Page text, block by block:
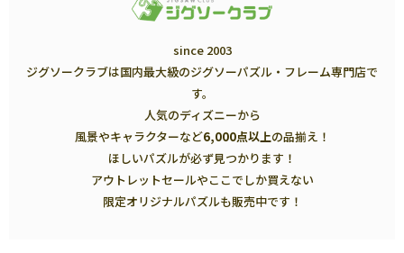
since 2003
ジグソークラブは国内最大級のジグソーパズル・フレーム専門店で
す。
人気のディズニーから
風景やキャラクターなど6,000点以上の品揃え！
ほしいパズルが必ず見つかります！
アウトレットセールやここでしか買えない
限定オリジナルパズルも販売中です！